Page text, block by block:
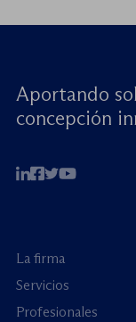
Aportando
concepción
La firma
Servicios
Profesionales